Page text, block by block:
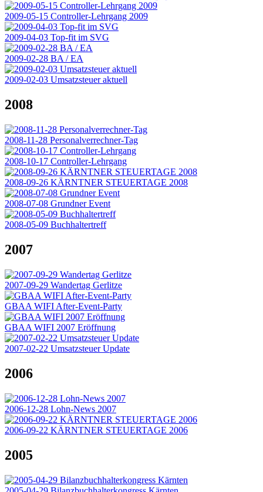
2009-05-15 Controller-Lehrgang 2009
2009-04-03 Top-fit im SVG
2009-02-28 BA / EA
2009-02-03 Umsatzsteuer aktuell
2008
2008-11-28 Personalverrechner-Tag
2008-10-17 Controller-Lehrgang
2008-09-26 KÄRNTNER STEUERTAGE 2008
2008-07-08 Grundner Event
2008-05-09 Buchhaltertreff
2007
2007-09-29 Wandertag Gerlitze
GBAA WIFI After-Event-Party
GBAA WIFI 2007 Eröffnung
2007-02-22 Umsatzsteuer Update
2006
2006-12-28 Lohn-News 2007
2006-09-22 KÄRNTNER STEUERTAGE 2006
2005